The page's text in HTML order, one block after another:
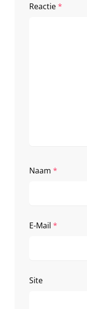
Reactie*
Naam *
E-Mail *
Site